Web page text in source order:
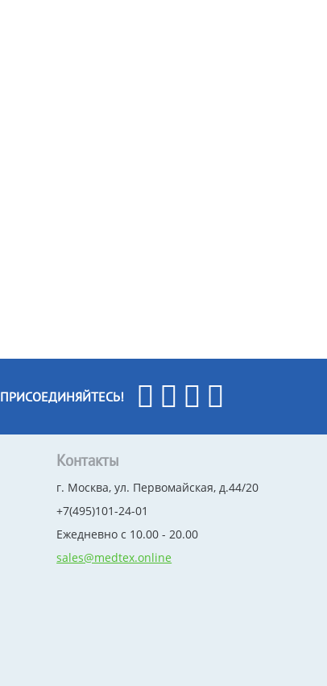
ПРИСОЕДИНЯЙТЕСЬ!
Контакты
г. Москва, ул. Первомайская, д.44/20
+7(495)101-24-01
Ежедневно с 10.00 - 20.00
sales@medtex.online